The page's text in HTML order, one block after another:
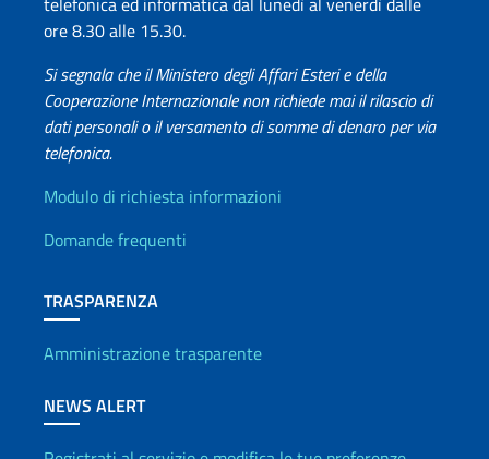
ore 8.30 alle 15.30.
Si segnala che il Ministero degli Affari Esteri e della
Cooperazione Internazionale non richiede mai il rilascio di
dati personali o il versamento di somme di denaro per via
telefonica.
Info utili
Modulo di richiesta informazioni
Domande frequenti
TRASPARENZA
Amministrazione trasparente
NEWS ALERT